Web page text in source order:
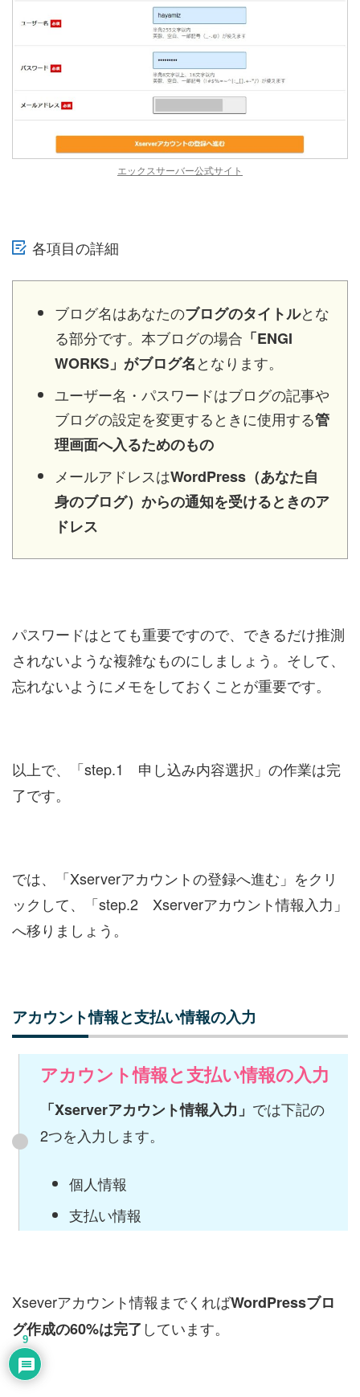
エックスサーバー公式サイト
各項目の詳細
ブログ名はあなたのブログのタイトルとな
る部分です。本ブログの場合 「ENGI
WORKS」がブログ名となります。
ユーザー名・パスワードはブログの記事や
ブログの設定を変更するときに使用する管
理画面へ入るためのもの
メールアドレスはWordPress（あなた自
身のブログ）からの通知を受けるときのア
ドレス
パスワードはとても重要ですので、できるだけ推測
されないような複雑なものにしましょう。そして、
忘れないようにメモをしておくことが重要です。
以上で、「step.1 申し込み内容選択」の作業は完
了です。
では、「Xserverアカウントの登録へ進む」をクリ
ックして、「step.2 Xserverアカウント情報入力」
へ移りましょう。
アカウント情報と支払い情報の入力
アカウント情報と支払い情報の入力
「Xserverアカウント情報入力」 では下記の
2つを入力します。
個人情報
支払い情報
Xseverアカウント情報までくればWordPressブロ
グ作成の60%は完了 しています。
9